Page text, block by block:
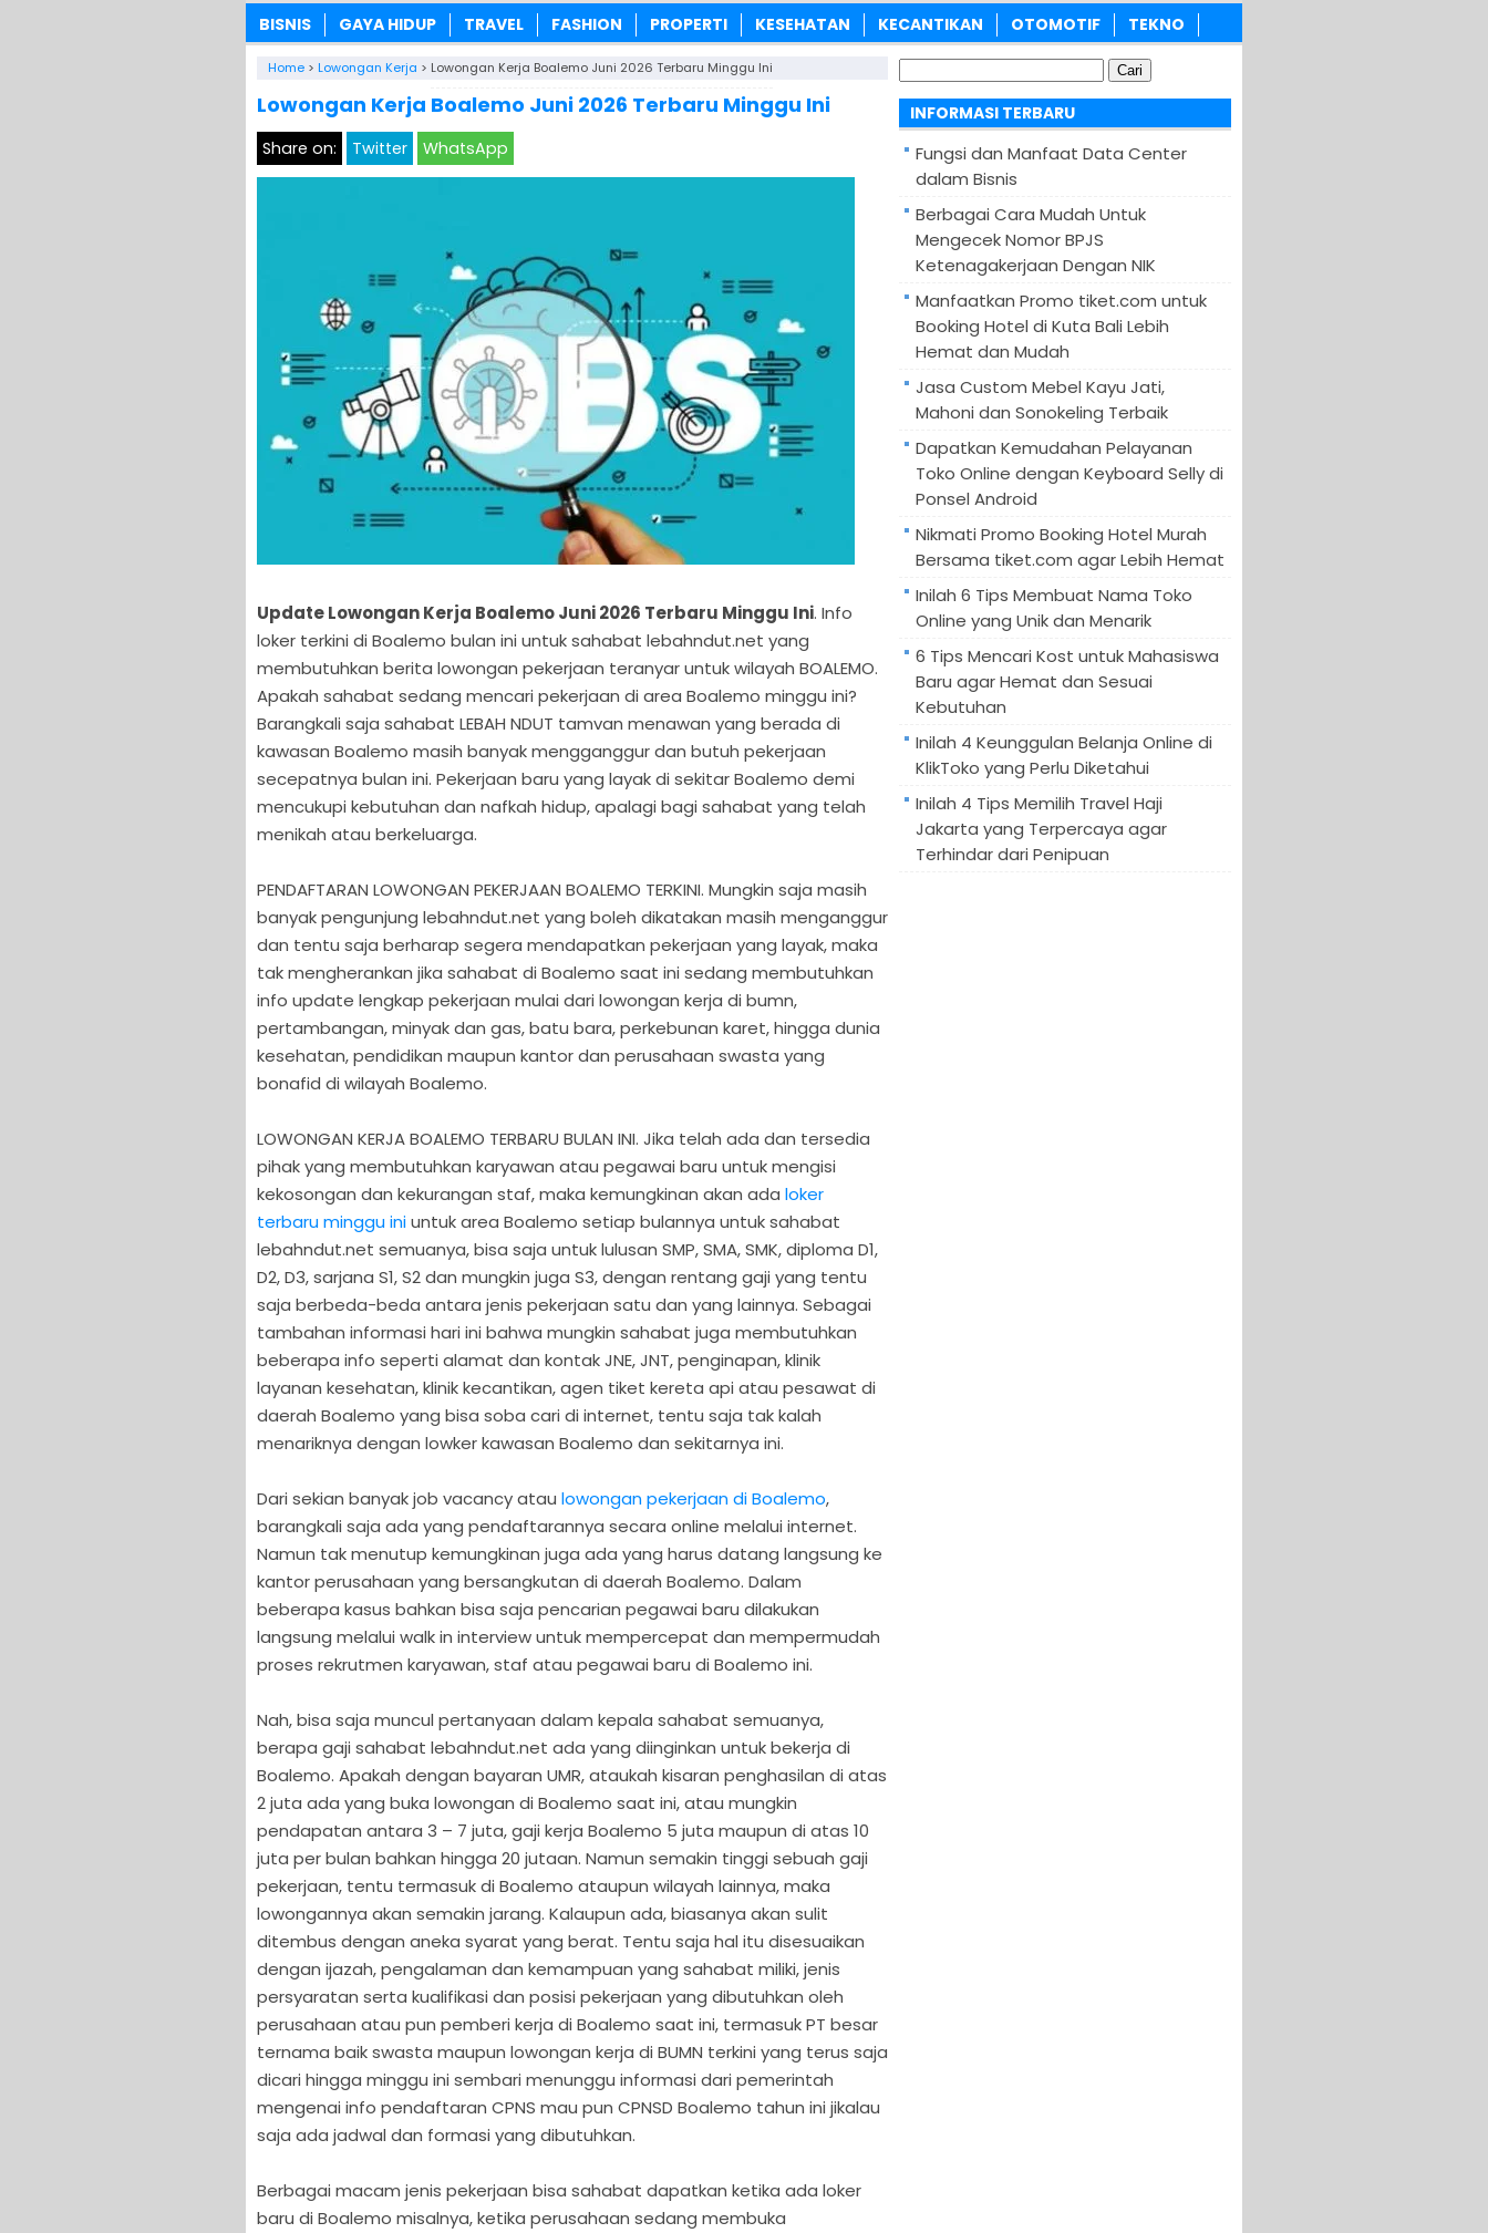
BISNIS GAYA HIDUP TRAVEL FASHION PROPERTI KESEHATAN KECANTIKAN OTOMOTIF TEKNO
Home > Lowongan Kerja > Lowongan Kerja Boalemo Juni 2026 Terbaru Minggu Ini
Lowongan Kerja Boalemo Juni 2026 Terbaru Minggu Ini
Share on: Twitter WhatsApp
Update Lowongan Kerja Boalemo Juni 2026 Terbaru Minggu Ini. Info
loker terkini di Boalemo bulan ini untuk sahabat lebahndut.net yang
membutuhkan berita lowongan pekerjaan teranyar untuk wilayah BOALEMO.
Apakah sahabat sedang mencari pekerjaan di area Boalemo minggu ini?
Barangkali saja sahabat LEBAH NDUT tamvan menawan yang berada di
kawasan Boalemo masih banyak mengganggur dan butuh pekerjaan
secepatnya bulan ini. Pekerjaan baru yang layak di sekitar Boalemo demi
mencukupi kebutuhan dan nafkah hidup, apalagi bagi sahabat yang telah
menikah atau berkeluarga.
PENDAFTARAN LOWONGAN PEKERJAAN BOALEMO TERKINI. Mungkin saja masih
banyak pengunjung lebahndut.net yang boleh dikatakan masih menganggur
dan tentu saja berharap segera mendapatkan pekerjaan yang layak, maka
tak mengherankan jika sahabat di Boalemo saat ini sedang membutuhkan
info update lengkap pekerjaan mulai dari lowongan kerja di bumn,
pertambangan, minyak dan gas, batu bara, perkebunan karet, hingga dunia
kesehatan, pendidikan maupun kantor dan perusahaan swasta yang
bonafid di wilayah Boalemo.
LOWONGAN KERJA BOALEMO TERBARU BULAN INI. Jika telah ada dan tersedia
pihak yang membutuhkan karyawan atau pegawai baru untuk mengisi
kekosongan dan kekurangan staf, maka kemungkinan akan ada loker
terbaru minggu iniuntuk area Boalemo setiap bulannya untuk sahabat
lebahndut.net semuanya, bisa saja untuk lulusan SMP, SMA, SMK, diploma D1,
D2, D3, sarjana S1, S2 dan mungkin juga S3, dengan rentang gaji yang tentu
saja berbeda-beda antara jenis pekerjaan satu dan yang lainnya. Sebagai
tambahan informasi hari ini bahwa mungkin sahabat juga membutuhkan
beberapa info seperti alamat dan kontak JNE, JNT, penginapan, klinik
layanan kesehatan, klinik kecantikan, agen tiket kereta api atau pesawat di
daerah Boalemo yang bisa soba cari di internet, tentu saja tak kalah
menariknya dengan lowker kawasan Boalemo dan sekitarnya ini.
Dari sekian banyak job vacancy atau lowongan pekerjaan di Boalemo,
barangkali saja ada yang pendaftarannya secara online melalui internet.
Namun tak menutup kemungkinan juga ada yang harus datang langsung ke
kantor perusahaan yang bersangkutan di daerah Boalemo. Dalam
beberapa kasus bahkan bisa saja pencarian pegawai baru dilakukan
langsung melalui walk in interview untuk mempercepat dan mempermudah
proses rekrutmen karyawan, staf atau pegawai baru di Boalemo ini.
Nah, bisa saja muncul pertanyaan dalam kepala sahabat semuanya,
berapa gaji sahabat lebahndut.net ada yang diinginkan untuk bekerja di
Boalemo. Apakah dengan bayaran UMR, ataukah kisaran penghasilan di atas
2 juta ada yang buka lowongan di Boalemo saat ini, atau mungkin
pendapatan antara 3 – 7 juta, gaji kerja Boalemo 5 juta maupun di atas 10
juta per bulan bahkan hingga 20 jutaan. Namun semakin tinggi sebuah gaji
pekerjaan, tentu termasuk di Boalemo ataupun wilayah lainnya, maka
lowongannya akan semakin jarang. Kalaupun ada, biasanya akan sulit
ditembus dengan aneka syarat yang berat. Tentu saja hal itu disesuaikan
dengan ijazah, pengalaman dan kemampuan yang sahabat miliki, jenis
persyaratan serta kualifikasi dan posisi pekerjaan yang dibutuhkan oleh
perusahaan atau pun pemberi kerja di Boalemo saat ini, termasuk PT besar
ternama baik swasta maupun lowongan kerja di BUMN terkini yang terus saja
dicari hingga minggu ini sembari menunggu informasi dari pemerintah
mengenai info pendaftaran CPNS mau pun CPNSD Boalemo tahun ini jikalau
saja ada jadwal dan formasi yang dibutuhkan.
Berbagai macam jenis pekerjaan bisa sahabat dapatkan ketika ada loker
baru di Boalemo misalnya, ketika perusahaan sedang membuka
untuk:
INFORMASI TERBARU
Fungsi dan Manfaat Data Center
dalam Bisnis
Berbagai Cara Mudah Untuk
Mengecek Nomor BPJS
Ketenagakerjaan Dengan NIK
Manfaatkan Promo tiket.com untuk
Booking Hotel di Kuta Bali Lebih
Hemat dan Mudah
Jasa Custom Mebel Kayu Jati,
Mahoni dan Sonokeling Terbaik
Dapatkan Kemudahan Pelayanan
Toko Online dengan Keyboard Selly di
Ponsel Android
Nikmati Promo Booking Hotel Murah
Bersama tiket.com agar Lebih Hemat
Inilah 6 Tips Membuat Nama Toko
Online yang Unik dan Menarik
6 Tips Mencari Kost untuk Mahasiswa
Baru agar Hemat dan Sesuai
Kebutuhan
Inilah 4 Keunggulan Belanja Online di
KlikToko yang Perlu Diketahui
Inilah 4 Tips Memilih Travel Haji
Jakarta yang Terpercaya agar
Terhindar dari Penipuan